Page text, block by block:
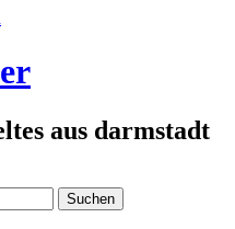
aus darmstadt